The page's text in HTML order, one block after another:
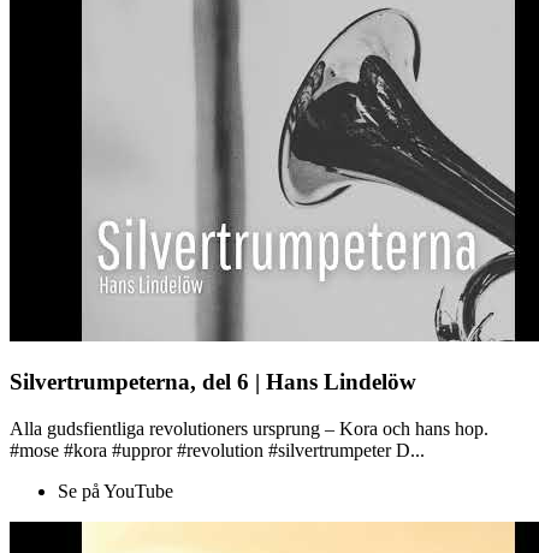
Silvertrumpeterna, del 6 | Hans Lindelöw
Alla gudsfientliga revolutioners ursprung – Kora och hans hop.
#mose #kora #uppror #revolution #silvertrumpeter D...
Se på YouTube